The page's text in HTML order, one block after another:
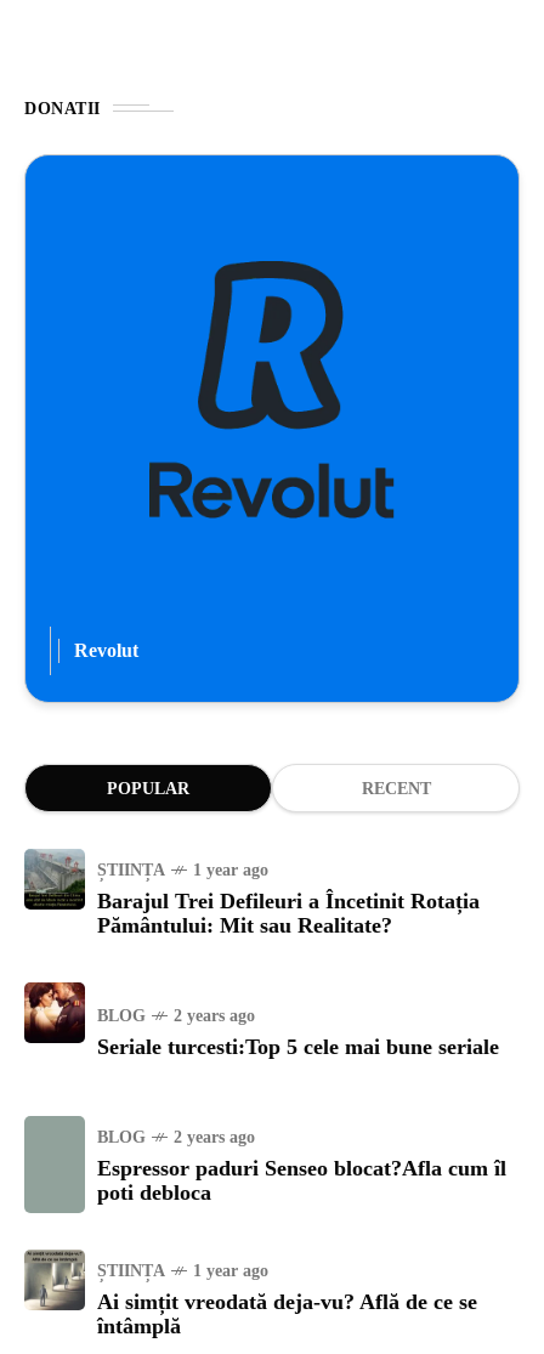
DONATII
Revolut
POPULAR RECENT
ȘTIINȚA 1 year ago
Barajul Trei Defileuri a Încetinit Rotația
Pământului: Mit sau Realitate?
BLOG 2 years ago
Seriale turcesti:Top 5 cele mai bune seriale
BLOG 2 years ago
Espressor paduri Senseo blocat?Afla cum îl
poti debloca
ȘTIINȚA 1 year ago
Ai simțit vreodată deja-vu? Află de ce se
întâmplă